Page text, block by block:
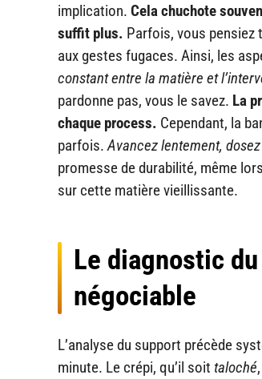
implication. Cela chuchote
suffit plus. Parfois, vous pensiez
aux gestes fugaces. Ainsi, les
constant entre la matière et
pardonne pas, vous le savez. La
chaque process. Cependant, la
parfois.Avancez lentement,
promesse de durabilité, même
sur cette matière vieillissante.
Le diagnostic
négociable
L’analyse du support précède
minute. Le crépi, qu’il soit taloché